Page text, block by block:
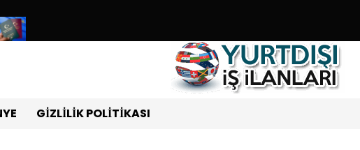
pasaportu ile Vizesiz Ziyaret Edebileceğiniz Ülkeler Listesi Güncel 2024
GIZLILIK POLITIKASI